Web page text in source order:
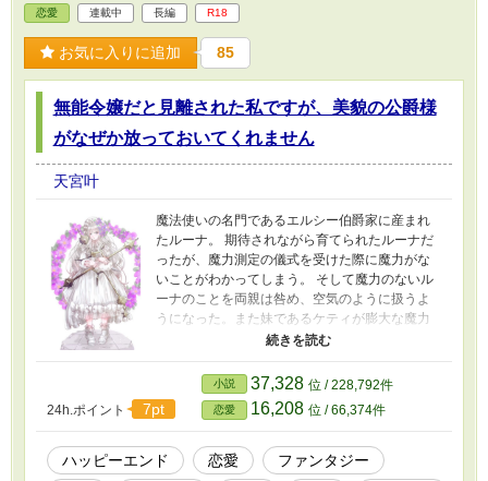
恋愛 連載中 長編 R18
お気に入りに追加 85
無能令嬢だと見離された私ですが、美貌の公爵様
がなぜか放っておいてくれません
天宮叶
魔法使いの名門であるエルシー伯爵家に産まれ
たルーナ。 期待されながら育てられたルーナだ
ったが、魔力測定の儀式を受けた際に魔力がな
いことがわかってしまう。 そして魔力のないル
ーナのことを両親は咎め、空気のように扱うよ
うになった。また妹であるケティが膨大な魔力
を有しているとわかると、ルーナの扱いはます
立て役として一緒に参加したデビュタント。 そ
こでルーナは周りから無能令嬢だと馬鹿にされ
てしまう。 さらに男に絡まれてしまい、困って
いると美貌の公爵と呼ばれているフェリクスが
通りかかり助けてくれる。 フェリクスにお礼を
伝えて別れようとしたルーナだったが、なぜか
24h.ポイント 7pt
小説 37,328 位 / 228,792件
恋愛 16,208 位 / 66,374件
ハッピーエンド 恋愛
ファンタジー